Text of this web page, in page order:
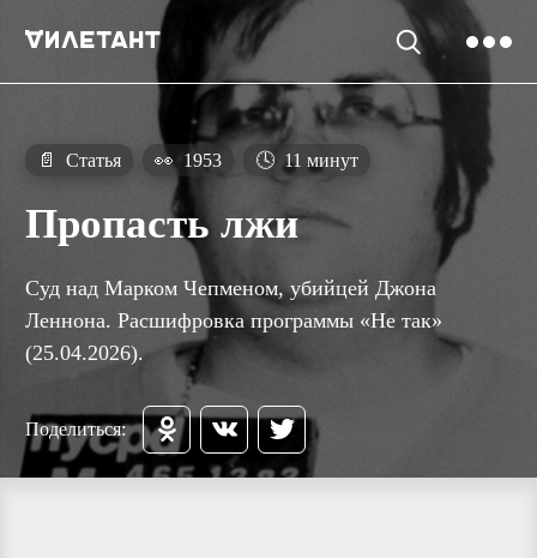
📄 Статья 👀 1953 🕓 11 минут
Пропасть лжи
Суд над Марком Чепменом, убийцей Джона
Леннона. Расшифровка программы «Не так»
(25.04.2026).
Поделиться: